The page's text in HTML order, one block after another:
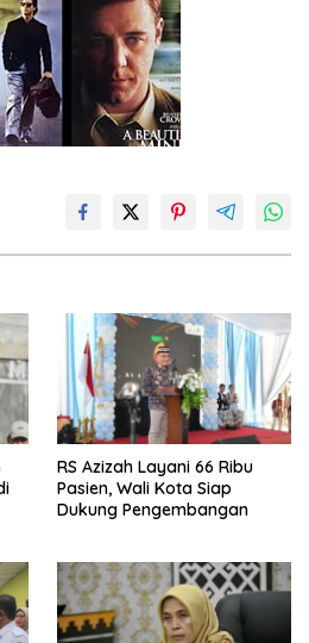
RS Azizah Layani 66 Ribu
Pasien, Wali Kota Siap
Dukung Pengembangan